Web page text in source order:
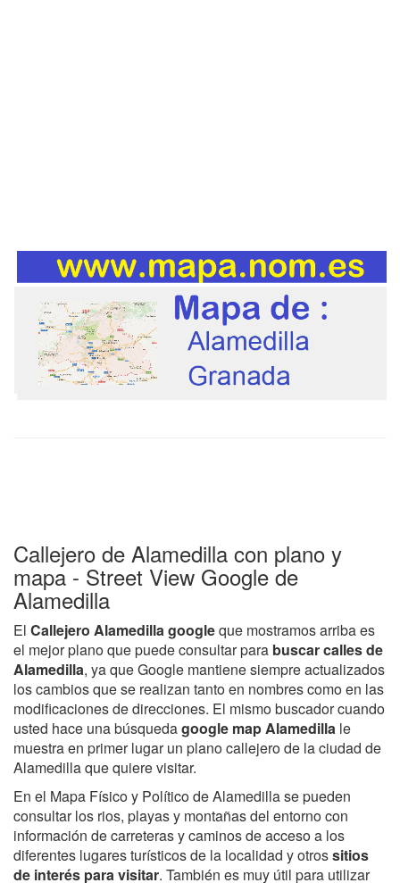
Callejero de Alamedilla con plano y
mapa - Street View Google de
Alamedilla
El Callejero Alamedilla googleque mostramos arriba es
el mejor plano que puede consultar para buscar calles de
Alamedilla, ya que Google mantiene siempre actualizados
los cambios que se realizan tanto en nombres como en las
modificaciones de direcciones. El mismo buscador cuando
usted hace una búsquedagoogle map Alamedilla le
muestra en primer lugar un plano callejero de la ciudad de
Alamedilla que quiere visitar.
En el Mapa Físico y Político de Alamedilla se pueden
consultar los rios, playas y montañas del entorno con
información de carreteras y caminos de acceso a los
diferentes lugares turísticos de la localidad y otrossitios
de interés para visitar. También es muy útil para utilizar